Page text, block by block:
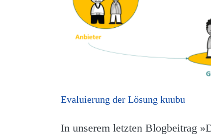
Evaluierung der Lösung kuubu
In unserem letzten Blogbeitrag